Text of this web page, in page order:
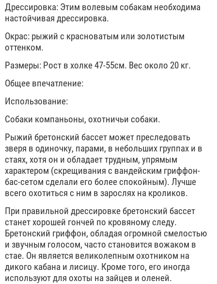
Дрессировка: Этим волевым собакам необходима
настойчивая дрессировка.
Окрас: рыжий с красноватым или золотистым
оттенком.
Размеры: Рост в холке 47-55см. Вес около 20 кг.
Общее впечатление:
Использование:
Собаки компаньоны, охотничьи собаки.
Рыжий бретонский бассет может преследовать
зверя в одиночку, парами, в небольших группах и в
стаях, хотя он и обладает трудным, упрямым
характером (скрещивания с вандейским гриффон-
бас-сетом сделали его более спокойным). Лучше
всего охотиться с ним в зарослях на кроликов.
При правильной дрессировке бретонский бассет
станет хорошей гончей по кровяному следу.
Бретонский гриффон, обладая огромной смелостью
и звучным голосом, часто становится вожаком в
стае. Он является великолепным охотником на
дикого кабана и лисицу. Кроме того, его иногда
используют для охоты на зайцев и оленей.